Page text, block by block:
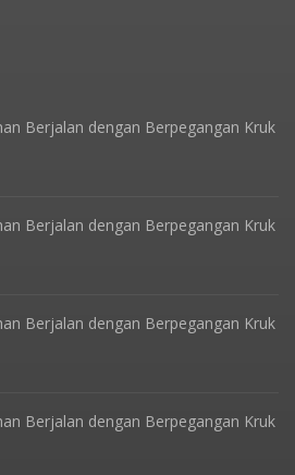
Berjalan dengan Berpegangan Kruk
Berjalan dengan Berpegangan Kruk
Berjalan dengan Berpegangan Kruk
Berjalan dengan Berpegangan Kruk